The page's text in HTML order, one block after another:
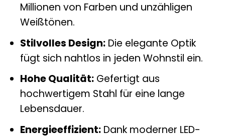
Millionen von Farben und unzähligen
Weißtönen.
Stilvolles Design:Die elegante Optik
fügt sich nahtlos in jeden Wohnstil ein.
Hohe Qualität:Gefertigt aus
hochwertigem Stahl für eine lange
Lebensdauer.
Energieeffizient:Dank moderner LED-